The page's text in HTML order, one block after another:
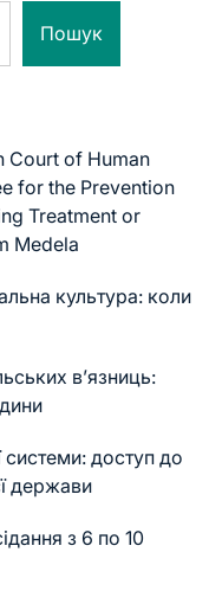
Пошук
Court of Human
for the Prevention
Treatment or
Medela
культура: коли
в’язниць:
системи: доступ до
держави
з 6 по 10